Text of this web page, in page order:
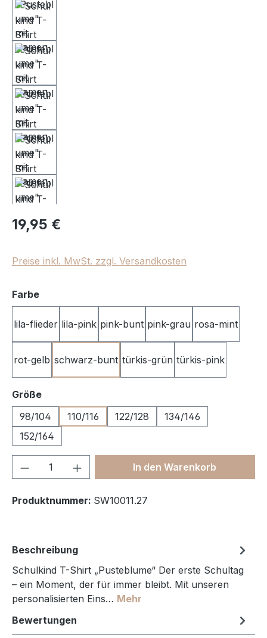
Regulärer Preis:
19,95 €
Preise inkl. MwSt. zzgl. Versandkosten
Farbeauswählen
lila-flieder lila-pink pink-bunt pink-grau rosa-mint
rot-gelb schwarz-bunt türkis-grün türkis-pink
Größeauswählen
98/104
110/116 122/128
134/146
152/164
Produkt Anzahl: Gib denIn den Warenkorb
Produktnummer: SW10011.27
Beschreibung
Schulkind T-Shirt „Pusteblume“ Der erste Schultag
– ein Moment, der für immer bleibt. Mit unseren
personalisierten Eins… Mehr
Bewertungen